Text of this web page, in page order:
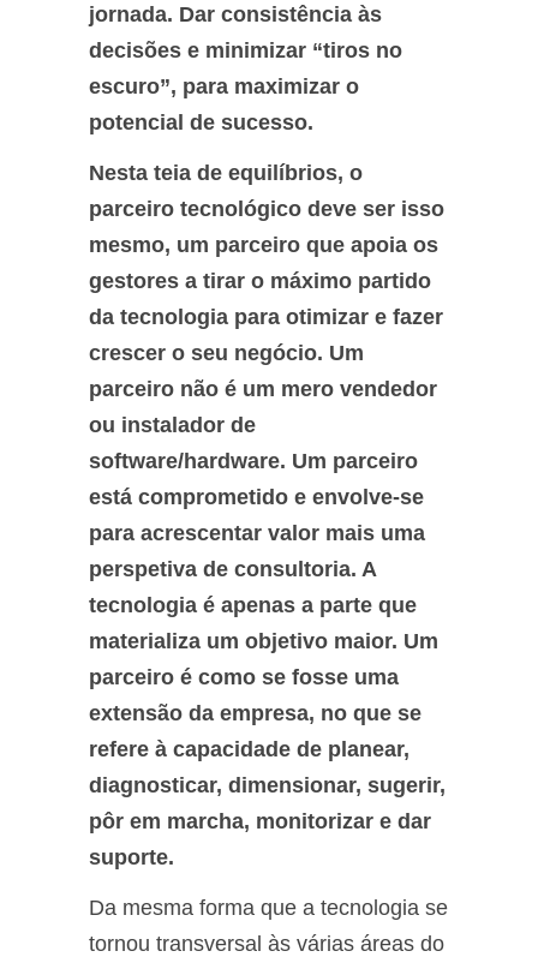
jornada. Dar consistência às
decisões e minimizar “tiros no
escuro”, para maximizar o
potencial de sucesso.
Nesta teia de equilíbrios, o
parceiro tecnológico deve ser isso
mesmo, um parceiro que apoia os
gestores a tirar o máximo partido
da tecnologia para otimizar e fazer
crescer o seu negócio. Um
parceiro não é um mero vendedor
ou instalador de
software/hardware. Um parceiro
está comprometido e envolve-se
para acrescentar valor mais uma
perspetiva de consultoria. A
tecnologia é apenas a parte que
materializa um objetivo maior. Um
parceiro é como se fosse uma
extensão da empresa, no que se
refere à capacidade de planear,
diagnosticar, dimensionar, sugerir,
pôr em marcha, monitorizar e dar
suporte.
Da mesma forma que a tecnologia se
tornou transversal às várias áreas do